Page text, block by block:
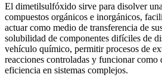
El dimetilsulfóxido sirve para disolver
compuestos orgánicos e inorgánicos,
actuar como medio de transferencia de
solubilidad de componentes difíciles de
vehículo químico, permitir procesos de
reacciones controladas y funcionar como
eficiencia en sistemas complejos.